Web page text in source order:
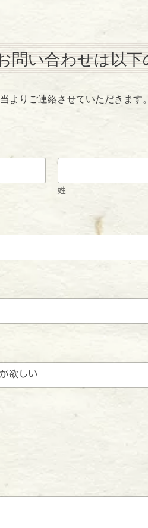
問い合わせは以
よりご連絡させていただきます。
姓